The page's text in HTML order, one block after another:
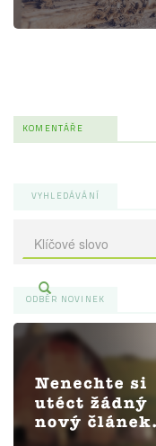
KOMENTÁŘE
VYHLEDÁVÁNÍ
ODBĚR NOVINEK